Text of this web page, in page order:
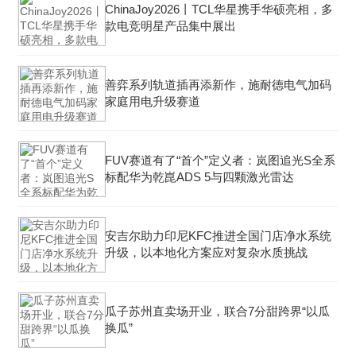
ChinaJoy2026丨TCL华星携手华硕亮相，多
款电竞明星产品集中展出
善弈系列轨道插再添新作，施耐德电气加码
家庭用电升级赛道
FUV赛道有了“首个”定义者：岚图追光S全系
标配华为乾崑ADS 5与四颗激光雷达
安吉尔助力印尼KFC推进全国门店净水系统
升级，以本地化方案应对复杂水质挑战
瓜子苏州直卖场开业，联合7分甜跨界“以瓜
换瓜”